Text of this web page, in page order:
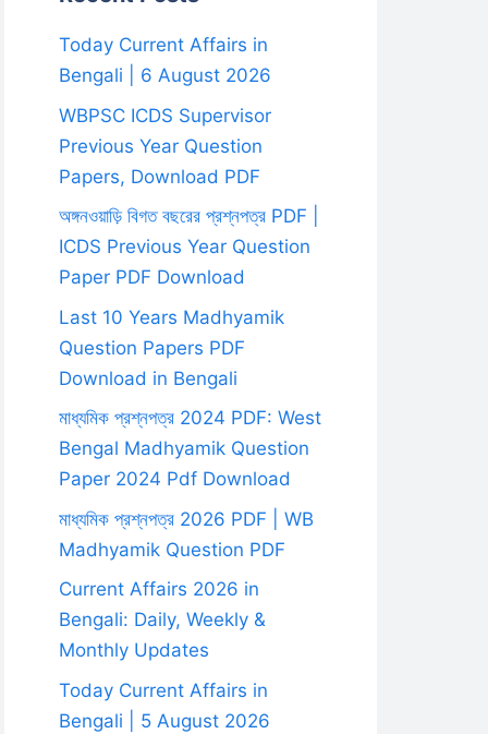
Today Current Affairs in
Bengali | 6 August 2026
WBPSC ICDS Supervisor
Previous Year Question
Papers, Download PDF
অঙ্গনওয়াড়ি বিগত বছরের প্রশ্নপত্র PDF |
ICDS Previous Year Question
Paper PDF Download
Last 10 Years Madhyamik
Question Papers PDF
Download in Bengali
মাধ্যমিক প্রশ্নপত্র 2024 PDF: West
Bengal Madhyamik Question
Paper 2024 Pdf Download
মাধ্যমিক প্রশ্নপত্র 2026 PDF | WB
Madhyamik Question PDF
Current Affairs 2026 in
Bengali: Daily, Weekly &
Monthly Updates
Today Current Affairs in
Bengali | 5 August 2026